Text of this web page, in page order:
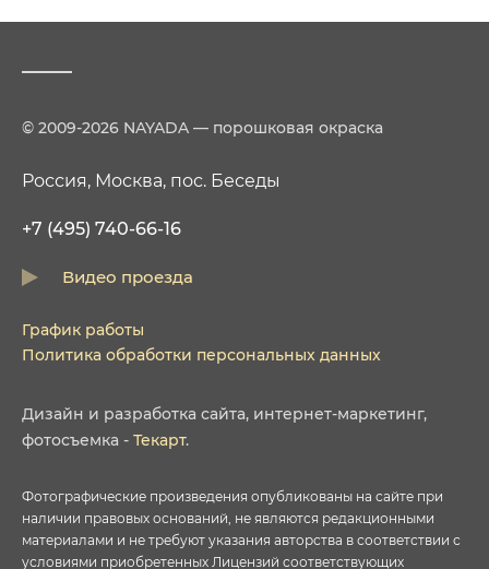
© 2009-2026 NAYADA — порошковая окраска
Россия, Москва, пос. Беседы
+7 (495) 740-66-16
Видео проезда
График работы
Политика обработки персональных данных
Дизайн и разработка сайта, интернет-маркетинг,
фотосъемка - Текарт.
Фотографические произведения опубликованы на сайте при
наличии правовых оснований, не являются редакционными
материалами и не требуют указания авторства в соответствии с
условиями приобретенных Лицензий соответствующих